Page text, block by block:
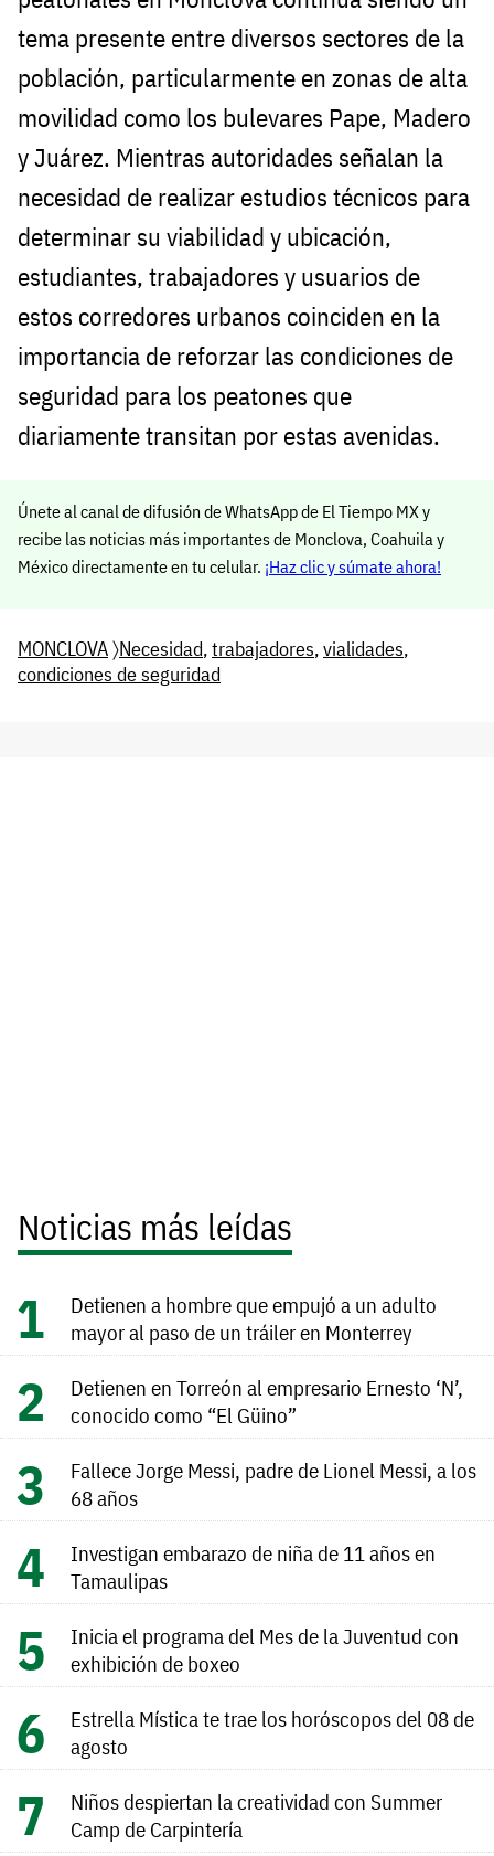
tema presente entre diversos sectores de la
población, particularmente en zonas de alta
movilidad como los bulevares Pape, Madero
y Juárez. Mientras autoridades señalan la
necesidad de realizar estudios técnicos para
determinar su viabilidad y ubicación,
estudiantes, trabajadores y usuarios de
estos corredores urbanos coinciden en la
importancia de reforzar las condiciones de
seguridad para los peatones que
diariamente transitan por estas avenidas.
Únete al canal de difusión de WhatsApp de El Tiempo MX y
recibe las noticias más importantes de Monclova, Coahuila y
México directamente en tu celular. ¡Haz clic y súmate ahora!
MONCLOVA〉Necesidad,trabajadores,vialidades,
condiciones de seguridad
Noticias más leídas
Detienen a hombre que empujó a un adulto
mayor al paso de un tráiler en Monterrey
Detienen en Torreón al empresario Ernesto ‘N’,
conocido como “El Güino”
Fallece Jorge Messi, padre de Lionel Messi, a los
68 años
Investigan embarazo de niña de 11 años en
Tamaulipas
Inicia el programa del Mes de la Juventud con
exhibición de boxeo
Estrella Mística te trae los horóscopos del 08 de
agosto
Niños despiertan la creatividad con Summer
Camp de Carpintería